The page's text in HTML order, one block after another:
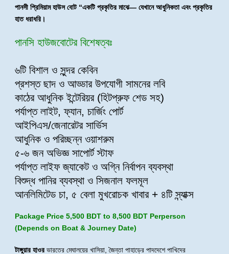
পানসী প্রিমিয়াম হাউস বোট “একটি প্রকৃতির মাঝে— যেখানে আধুনিকতা এবং প্রকৃতির
হাত ধরাধরি।
পানসি হাউজবোটের বিশেষত্বঃ
৬টি বিশাল ও সুন্দর কেবিন
প্রশস্ত ছাদ ও আড্ডার উপযোগী সামনের লবি
কাঠের আধুনিক ইন্টেরিয়র (হিটপ্রুফ শেড সহ)
পর্যাপ্ত লাইট, ফ্যান, চার্জিং পোর্ট
আইপিএস/জেনারেটর সার্ভিস
আধুনিক ও পরিচ্ছন্ন ওয়াশরুম
৫-৬ জন অভিজ্ঞ সাপোর্ট স্টাফ
পর্যাপ্ত লাইফ জ্যাকেট ও অগ্নি নির্বাপন ব্যবস্থা
বিশুদ্ধ পানির ব্যবস্থা ও সিজনাল ফলমূল
আনলিমিটেড চা, ৫ বেলা মুখরোচক খাবার + ৪টি স্ন্যাক্স
Package Price 5,500 BDT to 8,500 BDT Perperson
(Depends on Boat & Journey Date)
টাঙ্গুয়ার হাওরভারতের মেঘালয়ের খাসিয়া, জৈন্তা পাহাড়ের পাদদেশে পাখিদের